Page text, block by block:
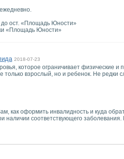
до ост. «Площадь Юности»
«Площадь Юности»
2018-07-23
которое ограничивает физические и
взрослый, но и ребенок. Не редки
как оформить инвалидность и куда
наличии соответствующего заболевания.